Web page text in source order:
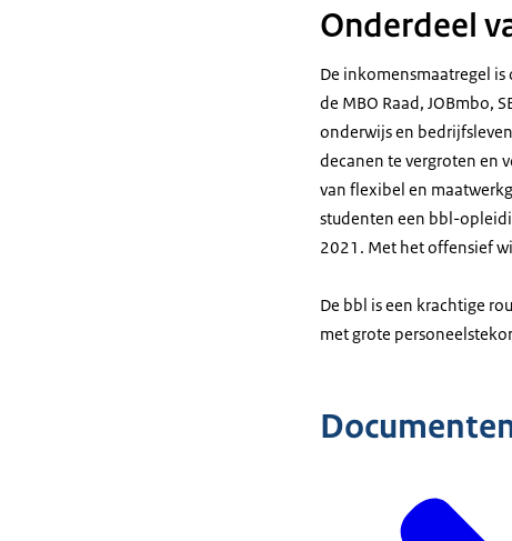
Onderdeel
De inkomensmaatregel
de MBO Raad, JOBmbo,
onderwijs en
decanen te vergroten en
van flexibel en
studenten een bbl-
2021. Met het offensief
De bbl is een krachtige
met grote